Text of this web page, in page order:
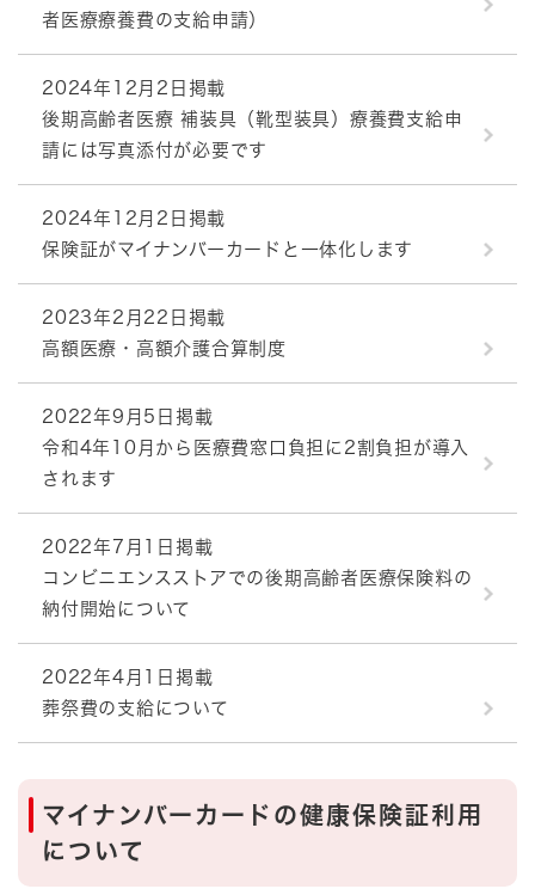
者医療療養費の支給申請）
2024年12月2日掲載
後期高齢者医療 補装具（靴型装具）療養費支給申
請には写真添付が必要です
2024年12月2日掲載
保険証がマイナンバーカードと一体化します
2023年2月22日掲載
高額医療・高額介護合算制度
2022年9月5日掲載
令和4年10月から医療費窓口負担に2割負担が導入
されます
2022年7月1日掲載
コンビニエンスストアでの後期高齢者医療保険料の
納付開始について
2022年4月1日掲載
葬祭費の支給について
マイナンバーカードの健康保険証利用
について